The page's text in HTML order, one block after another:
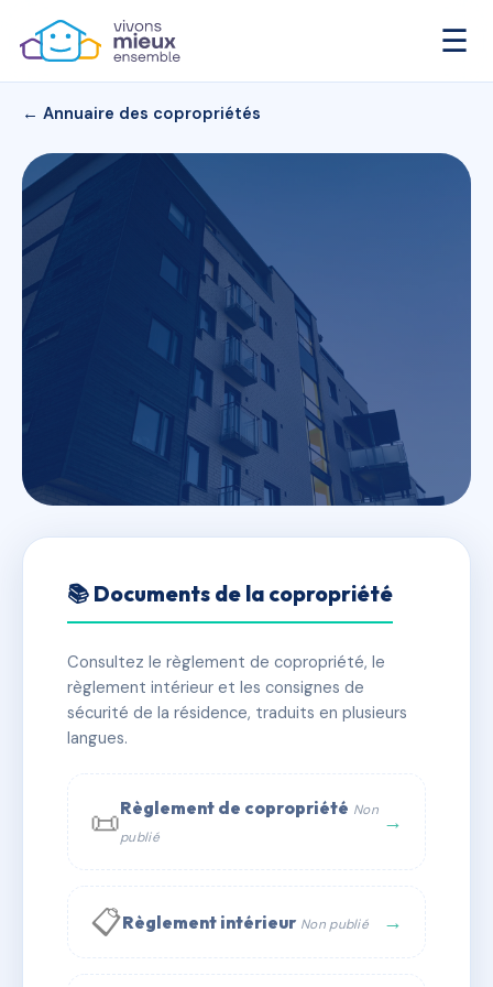
☰
← Annuaire des copropriétés
CAP VERDURE 1
✓ Immatriculée 🏠 21 lots 🏗 2 bâtiment(s)
📞 Contacter Syndic Digital
📚 Documents de la copropriété
Consultez le règlement de copropriété, le
règlement intérieur et les consignes de
sécurité de la résidence, traduits en plusieurs
langues.
📜Règlement de copropriété Non
publié
→
📋Règlement intérieur Non publié →